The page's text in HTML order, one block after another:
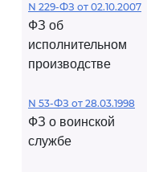
N 229-ФЗ от 02.10.2007
ФЗ об
исполнительном
производстве
N 53-ФЗ от 28.03.1998
ФЗ о воинской
службе